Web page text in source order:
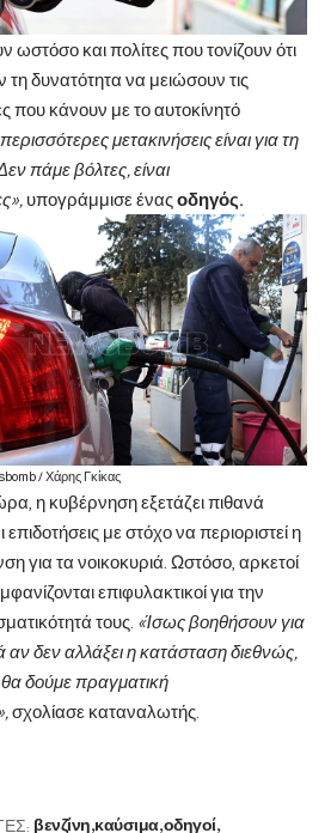
ωστόσο και πολίτες που τονίζουν ότι
τη δυνατότητα να μειώσουν τις
που κάνουν με το αυτοκίνητό
μετακινήσεις είναι για τη
πάμε βόλτες, είναι
υπογράμμισε έναςοδηγός.
/ Χάρης Γκίκας
η κυβέρνηση εξετάζει πιθανά
επιδοτήσεις με στόχο να περιοριστεί η
για τα νοικοκυριά. Ωστόσο, αρκετοί
επιφυλακτικοί για την
τους. «Ίσως βοηθήσουν για
αν δεν αλλάξει η κατάσταση διεθνώς,
δούμε πραγματική
σχολίασε καταναλωτής.
βενζίνη καύσιμα οδηγοί